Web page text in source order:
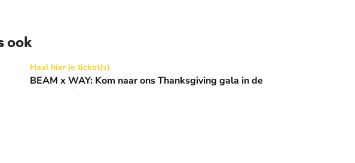
ook
x WAY: Kom naar ons Thanksgiving gala in de Basiliek 🪩
Haal hier je ticket(s)
BEAM x WAY: Kom naar ons Thanksgiving gala in de
Basiliek 🪩